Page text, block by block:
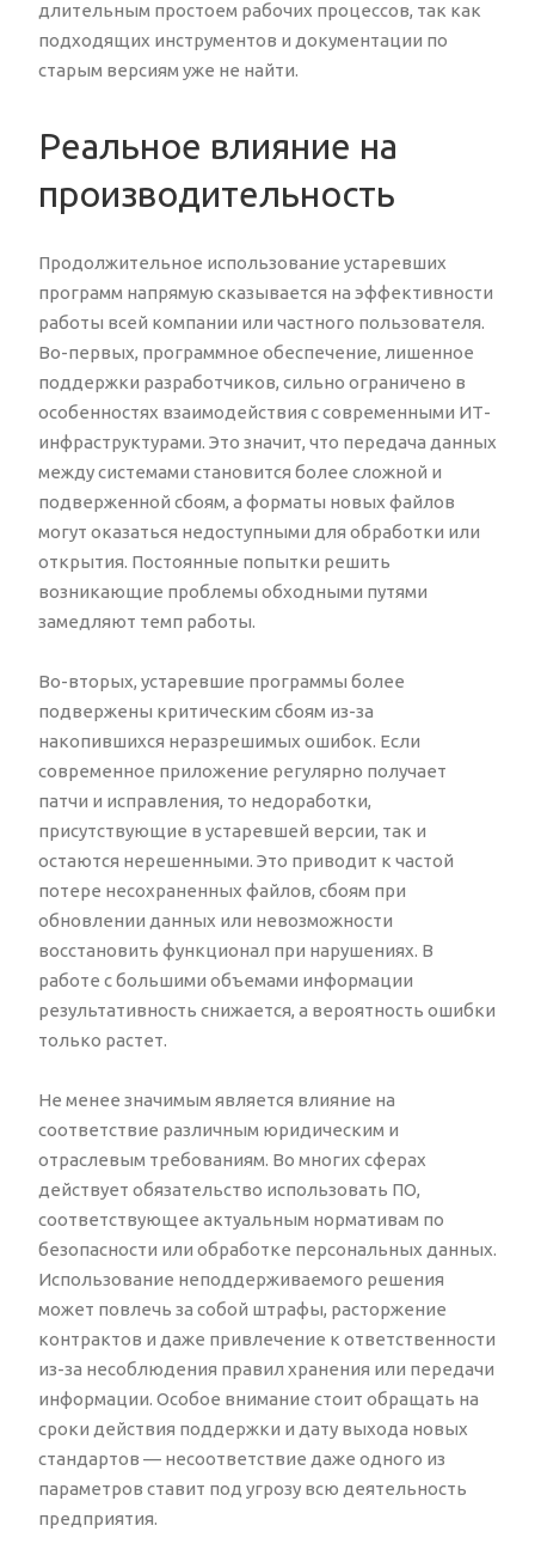
длительным простоем рабочих процессов, так как
подходящих инструментов и документации по
старым версиям уже не найти.
Реальное влияние на
производительность
Продолжительное использование устаревших
программ напрямую сказывается на эффективности
работы всей компании или частного пользователя.
Во-первых, программное обеспечение, лишенное
поддержки разработчиков, сильно ограничено в
особенностях взаимодействия с современными ИТ-
инфраструктурами. Это значит, что передача данных
между системами становится более сложной и
подверженной сбоям, а форматы новых файлов
могут оказаться недоступными для обработки или
открытия. Постоянные попытки решить
возникающие проблемы обходными путями
замедляют темп работы.
Во-вторых, устаревшие программы более
подвержены критическим сбоям из-за
накопившихся неразрешимых ошибок. Если
современное приложение регулярно получает
патчи и исправления, то недоработки,
присутствующие в устаревшей версии, так и
остаются нерешенными. Это приводит к частой
потере несохраненных файлов, сбоям при
обновлении данных или невозможности
восстановить функционал при нарушениях. В
работе с большими объемами информации
результативность снижается, а вероятность ошибки
только растет.
Не менее значимым является влияние на
соответствие различным юридическим и
отраслевым требованиям. Во многих сферах
действует обязательство использовать ПО,
соответствующее актуальным нормативам по
безопасности или обработке персональных данных.
Использование неподдерживаемого решения
может повлечь за собой штрафы, расторжение
контрактов и даже привлечение к ответственности
из-за несоблюдения правил хранения или передачи
информации. Особое внимание стоит обращать на
сроки действия поддержки и дату выхода новых
стандартов — несоответствие даже одного из
параметров ставит под угрозу всю деятельность
предприятия.